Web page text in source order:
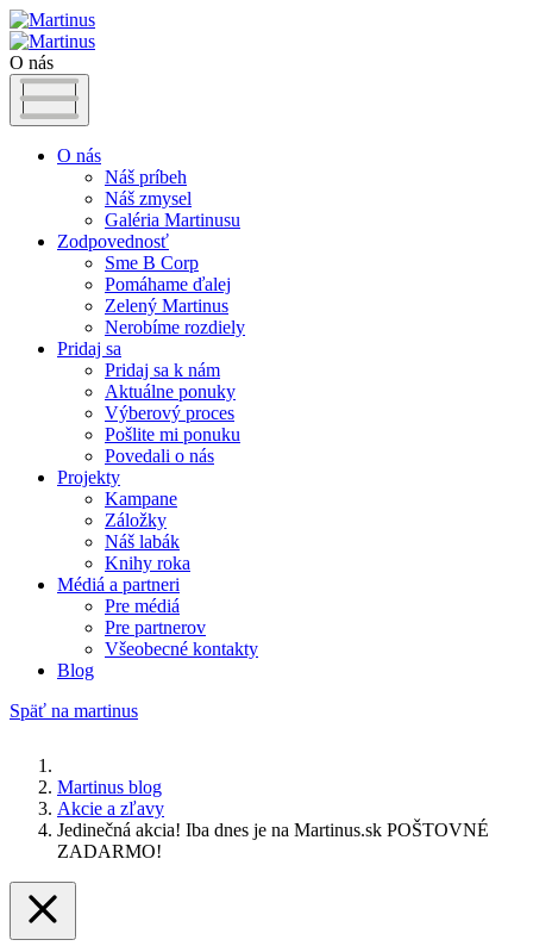
O nás
O nás
Náš príbeh
Náš zmysel
Galéria Martinusu
Zodpovednosť
Sme B Corp
Pomáhame ďalej
Zelený Martinus
Nerobíme rozdiely
Pridaj sa
Pridaj sa k nám
Aktuálne ponuky
Výberový proces
Pošlite mi ponuku
Povedali o nás
Projekty
Kampane
Záložky
Náš labák
Knihy roka
Médiá a partneri
Pre médiá
Pre partnerov
Všeobecné kontakty
Blog
Späť na martinus
Martinus blog
Akcie a zľavy
Jedinečná akcia! Iba dnes je na Martinus.sk POŠTOVNÉ
ZADARMO!